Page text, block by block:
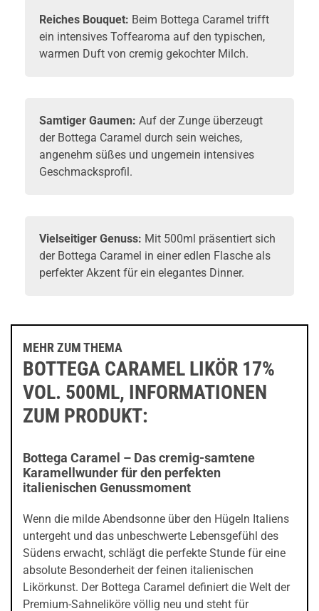
Reiches Bouquet: Beim Bottega Caramel trifft
ein intensives Toffearoma auf den typischen,
warmen Duft von cremig gekochter Milch.
Samtiger Gaumen: Auf der Zunge überzeugt
der Bottega Caramel durch sein weiches,
angenehm süßes und ungemein intensives
Geschmacksprofil.
Vielseitiger Genuss: Mit 500ml präsentiert sich
der Bottega Caramel in einer edlen Flasche als
perfekter Akzent für ein elegantes Dinner.
MEHR ZUM THEMA
BOTTEGA CARAMEL LIKÖR 17%
VOL. 500ML, INFORMATIONEN
ZUM PRODUKT:
Bottega Caramel – Das cremig-samtene
Karamellwunder für den perfekten
italienischen Genussmoment
Wenn die milde Abendsonne über den Hügeln Italiens
untergeht und das unbeschwerte Lebensgefühl des
Südens erwacht, schlägt die perfekte Stunde für eine
absolute Besonderheit der feinen italienischen
Likörkunst. Der Bottega Caramel definiert die Welt der
Premium-Sahneliköre völlig neu und steht für